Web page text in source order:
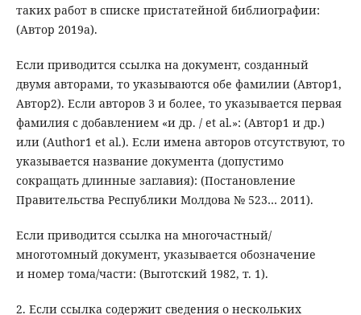
таких работ в списке пристатейной библиографии:
(Автор 2019a).
Если приводится ссылка на документ, созданный
двумя авторами, то указываются обе фамилии (Автор1,
Автор2). Если авторов 3 и более, то указывается первая
фамилия с добавлением «и др. / et al.»: (Автор1 и др.)
или (Author1 et al.). Если имена авторов отсутствуют, то
указывается название документа (допустимо
сокращать длинные заглавия): (Постановление
Правительства Республики Молдова № 523… 2011).
Если приводится ссылка на многочастный/
многотомный документ, указывается обозначение
и номер тома/части: (Выготский 1982, т. 1).
2. Если ссылка содержит сведения о нескольких